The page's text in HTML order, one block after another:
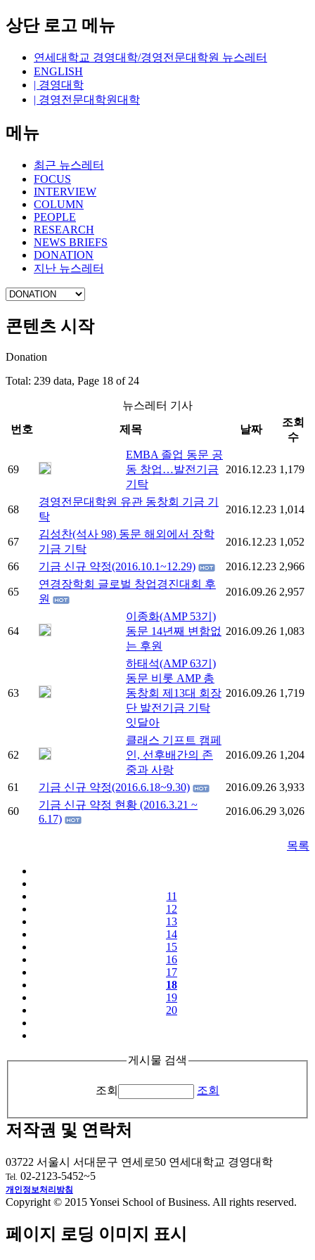
상단 로고 메뉴
연세대학교 경영대학/경영전문대학원 뉴스레터
ENGLISH
| 경영대학
| 경영전문대학원대학
메뉴
최근 뉴스레터
FOCUS
INTERVIEW
COLUMN
PEOPLE
RESEARCH
NEWS BRIEFS
DONATION
지난 뉴스레터
콘텐츠 시작
Donation
Total: 239 data, Page 18 of 24
뉴스레터 기사
번호
제목 날짜
조회
수
69
EMBA 졸업 동문 공
동 창업…발전기금
기탁
2016.12.23 1,179
68
경영전문대학원 유관 동창회 기금 기
탁
2016.12.23 1,014
67
김성찬(석사 98) 동문 해외에서 장학
기금 기탁
2016.12.23 1,052
66 기금 신규 약정(2016.10.1~12.29) 2016.12.23 2,966
65
연경장학회 글로벌 창업경진대회 후
원
2016.09.26 2,957
64
이종화(AMP 53기)
동문 14년째 변함없
는 후원
2016.09.26 1,083
63
하태석(AMP 63기)
동문 비롯 AMP 총
동창회 제13대 회장
단 발전기금 기탁
잇달아
2016.09.26 1,719
62
클래스 기프트 캠페
인, 선후배간의 존
중과 사랑
2016.09.26 1,204
61 기금 신규 약정(2016.6.18~9.30) 2016.09.26 3,933
60
기금 신규 약정 현황 (2016.3.21 ~
6.17)
2016.06.29 3,026
목록
11
12
13
14
15
16
17
18
19
20
게시물 검색
조회 조회
저작권 및 연락처
03722 서울시 서대문구 연세로50 연세대학교 경영대학
Tel. 02-2123-5452~5
개인정보처리방침
Copyright © 2015 Yonsei School of Business. All rights reserved.
페이지 로딩 이미지 표시